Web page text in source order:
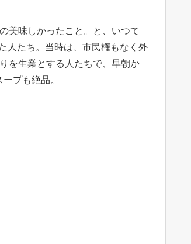
美味しかったこと。と、いつて
人たち。当時は、市民権もなく外
を生業とする人たちで、早朝か
プも絶品。